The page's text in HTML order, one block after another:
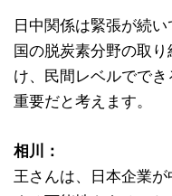
日中関係は緊張が続
国の脱炭素分野の取
け、民間レベルでで
重要だと考えます。
相川：
王さんは、日本企業